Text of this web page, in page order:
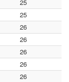
25
25
26
26
26
26
26